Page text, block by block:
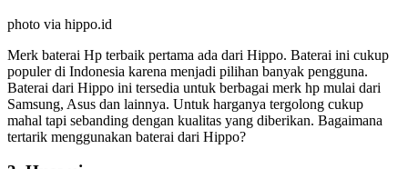
photo via hippo.id
Merk baterai Hp terbaik pertama ada dari Hippo. Baterai ini cukup
populer di Indonesia karena menjadi pilihan banyak pengguna.
Baterai dari Hippo ini tersedia untuk berbagai merk hp mulai dari
Samsung, Asus dan lainnya. Untuk harganya tergolong cukup
mahal tapi sebanding dengan kualitas yang diberikan. Bagaimana
tertarik menggunakan baterai dari Hippo?